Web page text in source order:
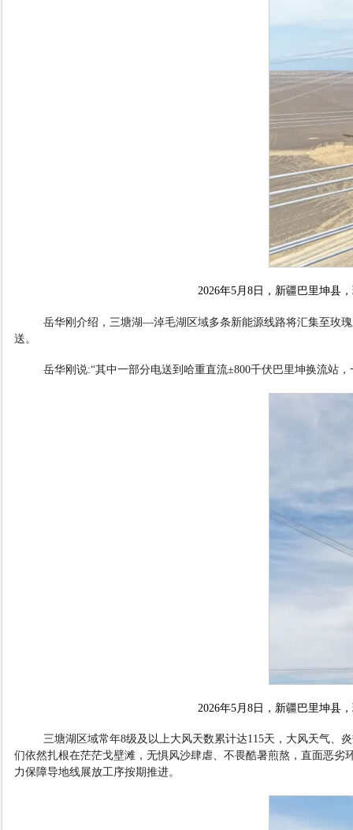
2026年5 月8 日，新疆巴里坤县
岳华刚介绍，三塘湖—淖毛湖区域多条新能源线路将汇集至玫
送。
岳华刚说:“其中一部分电送到哈重直流±800千伏巴里坤换流站
2026年5 月8日，新疆巴里坤县
三塘湖区域常年8级及以上大风天数累计达115天，大风天气、
们依然扎根在茫茫戈壁滩，无惧风沙肆虐、不畏酷暑煎熬，直面恶
力保障导地线展放工序按期推进。